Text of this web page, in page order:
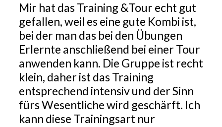
Mir hat das Training &Tour echt gut
gefallen, weil es eine gute Kombi ist,
bei der man das bei den Übungen
Erlernte anschließend bei einer Tour
anwenden kann. Die Gruppe ist recht
klein, daher ist das Training
entsprechend intensiv und der Sinn
fürs Wesentliche wird geschärft. Ich
kann diese Trainingsart nur